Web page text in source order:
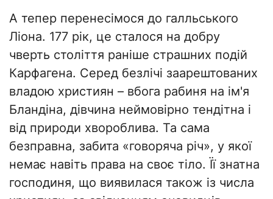
​А тепер перенесімося до галльського
Ліона. 177 рік, це сталося на добру
чверть століття раніше страшних подій
Карфагена. Серед безлічі заарештованих
владою християн – вбога рабиня на ім'я
Бландіна, дівчина неймовірно тендітна і
від природи хвороблива. ​Та сама
безправна, забита «говоряча річ», у якої
немає навіть права на своє тіло. Її знатна
господиня, що виявилася також із числа